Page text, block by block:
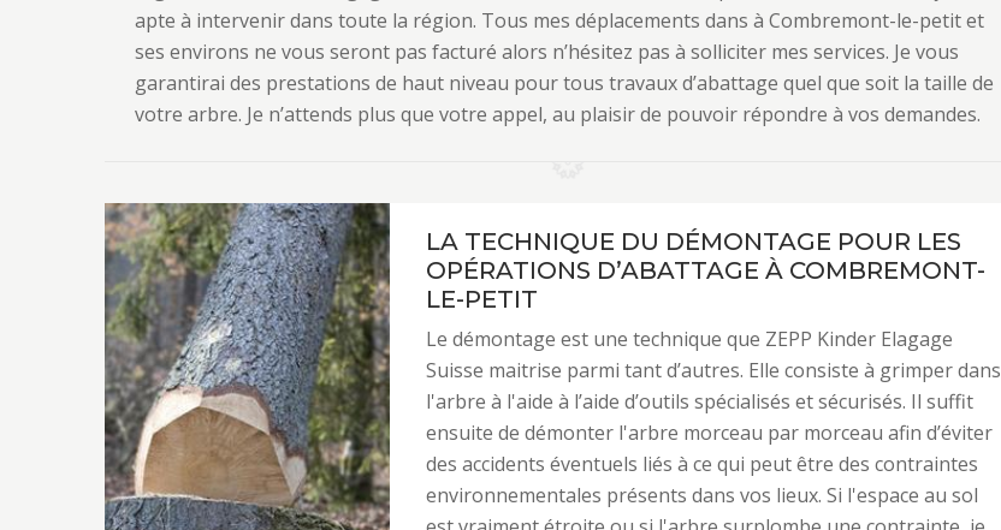
apte à intervenir dans toute la région. Tous mes déplacements dans à Combremont-le-petit et
ses environs ne vous seront pas facturé alors n’hésitez pas à solliciter mes services. Je vous
garantirai des prestations de haut niveau pour tous travaux d’abattage quel que soit la taille de
votre arbre. Je n’attends plus que votre appel, au plaisir de pouvoir répondre à vos demandes.
LA TECHNIQUE DU DÉMONTAGE POUR LES
OPÉRATIONS D’ABATTAGE À COMBREMONT-
LE-PETIT
Le démontage est une technique que ZEPP Kinder Elagage
Suisse maitrise parmi tant d’autres. Elle consiste à grimper dans
l'arbre à l'aide à l’aide d’outils spécialisés et sécurisés. Il suffit
ensuite de démonter l'arbre morceau par morceau afin d’éviter
des accidents éventuels liés à ce qui peut être des contraintes
environnementales présents dans vos lieux. Si l'espace au sol